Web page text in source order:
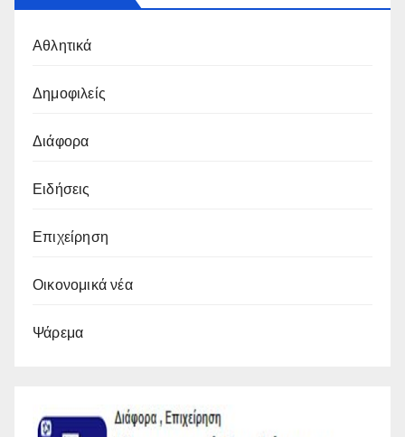
Αθλητικά
Δημοφιλείς
Διάφορα
Ειδήσεις
Επιχείρηση
Οικονομικά νέα
Ψάρεμα